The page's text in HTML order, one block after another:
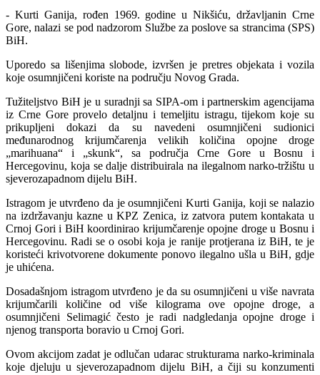
- Kurti Ganija, rođen 1969. godine u Nikšiću, državljanin Crne
Gore, nalazi se pod nadzorom Službe za poslove sa strancima (SPS)
BiH.
Uporedo sa lišenjima slobode, izvršen je pretres objekata i vozila
koje osumnjičeni koriste na području Novog Grada.
Tužiteljstvo BiH je u suradnji sa SIPA-om i partnerskim agencijama
iz Crne Gore provelo detaljnu i temeljitu istragu, tijekom koje su
prikupljeni dokazi da su navedeni osumnjičeni sudionici
međunarodnog krijumčarenja velikih količina opojne droge
„marihuana“ i „skunk“, sa područja Crne Gore u Bosnu i
Hercegovinu, koja se dalje distribuirala na ilegalnom narko-tržištu u
sjeverozapadnom dijelu BiH.
Istragom je utvrđeno da je osumnjičeni Kurti Ganija, koji se nalazio
na izdržavanju kazne u KPZ Zenica, iz zatvora putem kontakata u
Crnoj Gori i BiH koordinirao krijumčarenje opojne droge u Bosnu i
Hercegovinu. Radi se o osobi koja je ranije protjerana iz BiH, te je
koristeći krivotvorene dokumente ponovo ilegalno ušla u BiH, gdje
je uhićena.
Dosadašnjom istragom utvrđeno je da su osumnjičeni u više navrata
krijumčarili količine od više kilograma ove opojne droge, a
osumnjičeni Selimagić često je radi nadgledanja opojne droge i
njenog transporta boravio u Crnoj Gori.
Ovom akcijom zadat je odlučan udarac strukturama narko-kriminala
koje djeluju u sjeverozapadnom dijelu BiH, a čiji su konzumenti